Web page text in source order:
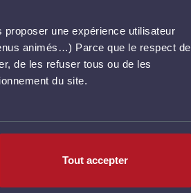
une expérience utilisateur
animés…) Parce que le respect de
de les refuser tous ou de les
du site.
Tout accepter